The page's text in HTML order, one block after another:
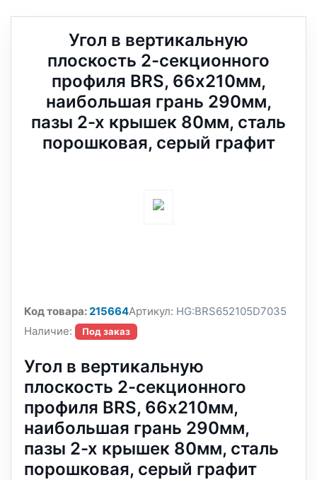
Угол в вертикальную
плоскость 2-секционного
профиля BRS, 66х210мм,
наибoльшая грань 290мм,
пазы 2-х крышек 80мм, сталь
порошковая, серый графит
Код товара:215664Артикул: HG:BRS652105D7035
Наличие:
Под заказ
Угол в вертикальную
плоскость 2-секционного
профиля BRS, 66х210мм,
наибoльшая грань 290мм,
пазы 2-х крышек 80мм, сталь
порошковая, серый графит